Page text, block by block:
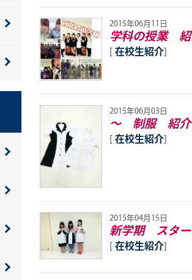
2015年06月11日
学科の授業 紹
[ 在校生紹介]
2015年06月03日
～ 制服 紹介
[ 在校生紹介]
2015年04月15日
新学期 スター
[ 在校生紹介]